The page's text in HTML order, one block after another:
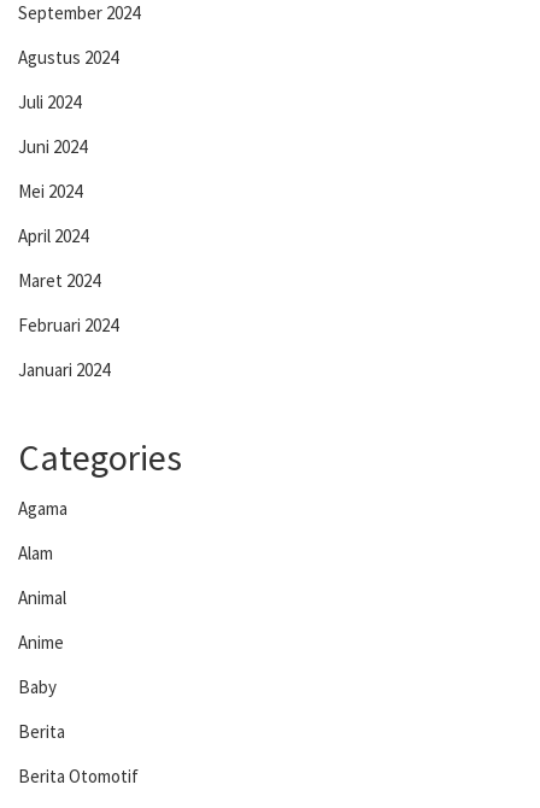
September 2024
Agustus 2024
Juli 2024
Juni 2024
Mei 2024
April 2024
Maret 2024
Februari 2024
Januari 2024
Categories
Agama
Alam
Animal
Anime
Baby
Berita
Berita Otomotif